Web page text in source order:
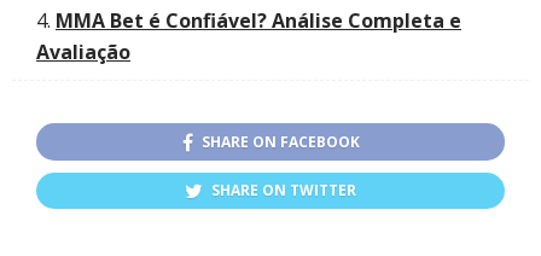
MMA Bet é Confiável? Análise Completa e
Avaliação
SHARE ON FACEBOOK
SHARE ON TWITTER